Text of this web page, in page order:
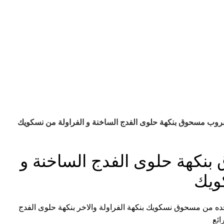
مسحوق بنكهة حلوى الفدج الساخنة و الفراولة من نسكويك
حلوى الفدج الساخنة و
من مسحوق نسكويك بنكهة الفراولة والاخر بنكهة حلوى الفدج